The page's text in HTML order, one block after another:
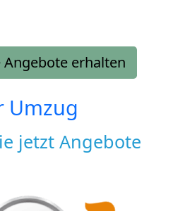
Angebote erhalten
Umzug
jetzt Angebote